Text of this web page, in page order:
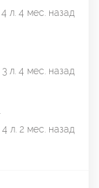
4 л. 4 мес. назад
3 л. 4 мес. назад
4 л. 2 мес. назад